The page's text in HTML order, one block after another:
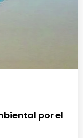
por el